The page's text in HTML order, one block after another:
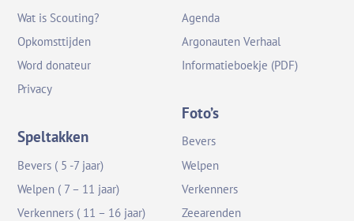
Wat is Scouting?
Opkomsttijden
Word donateur
Privacy
Speltakken
Bevers ( 5 -7 jaar)
Welpen ( 7 – 11 jaar)
Verkenners ( 11 – 16 jaar)
Agenda
Argonauten Verhaal
Informatieboekje (PDF)
Foto’s
Bevers
Welpen
Verkenners
Zeearenden